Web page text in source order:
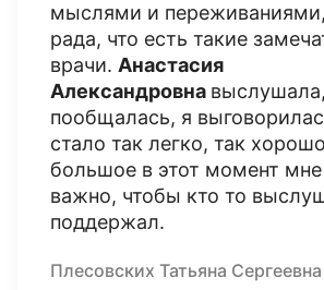
мыслями и
рада, что есть такие
врачи. Анастасия
Александровна выслушала,
пообщалась, я
стало так легко, так
большое в этот момент
важно, чтобы кто то
поддержал.
Плесовских Татьяна Сергеевна